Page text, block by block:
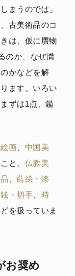
まうのでは」
古美術品のコ
は、仮に贋物
のか、なぜ贋
かなどを解
ます。いろい
ずは1点、鑑
絵画
中国美
と、 仏教美
蒔絵・漆
・切手
時
を扱っていま
お奨め